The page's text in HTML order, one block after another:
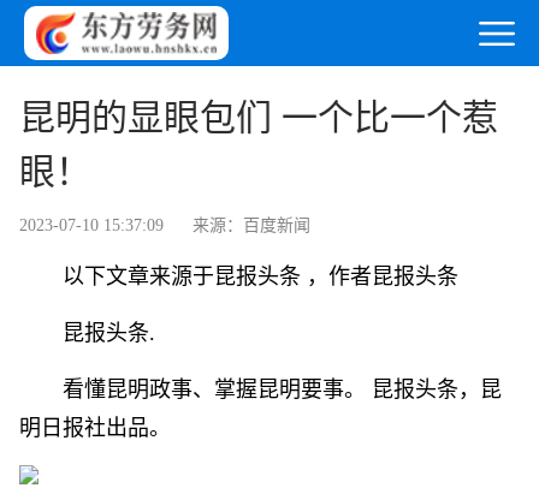
昆明的显眼包们 一个比一个惹
眼！
2023-07-10 15:37:09 来源：百度新闻
以下文章来源于昆报头条 ，作者昆报头条
昆报头条.
看懂昆明政事、掌握昆明要事。 昆报头条，昆
明日报社出品。